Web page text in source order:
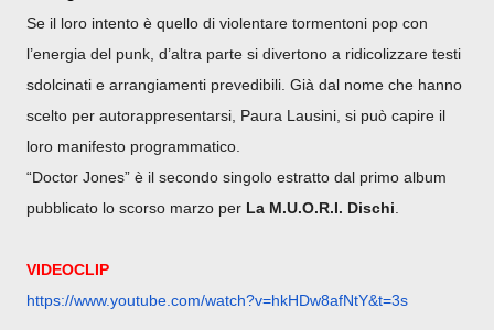
Se il loro intento è quello di violentare tormentoni pop con
l’energia del punk, d’altra parte si divertono a ridicolizzare testi
sdolcinati e arrangiamenti prevedibili. Già dal nome che hanno
scelto per autorappresentarsi, Paura Lausini, si può capire il
loro manifesto programmatico.
“Doctor Jones” è il secondo singolo estratto dal primo album
pubblicato lo scorso marzo per La M.U.O.R.I. Dischi
VIDEOCLIP
https://www.youtube.com/watch?v=hkHDw8afNtY&t=3s